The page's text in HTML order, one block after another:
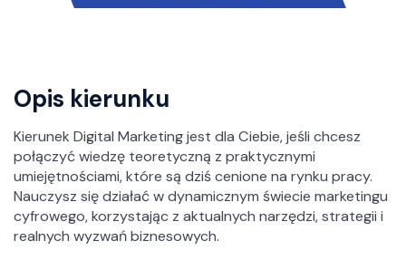
Opis kierunku
Kierunek Digital Marketing jest dla Ciebie, jeśli chcesz
połączyć wiedzę teoretyczną z praktycznymi
umiejętnościami, które są dziś cenione na rynku pracy.
Nauczysz się działać w dynamicznym świecie marketingu
cyfrowego, korzystając z aktualnych narzędzi, strategii i
realnych wyzwań biznesowych.